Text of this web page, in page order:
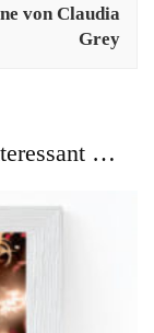
von Claudia
Grey
…